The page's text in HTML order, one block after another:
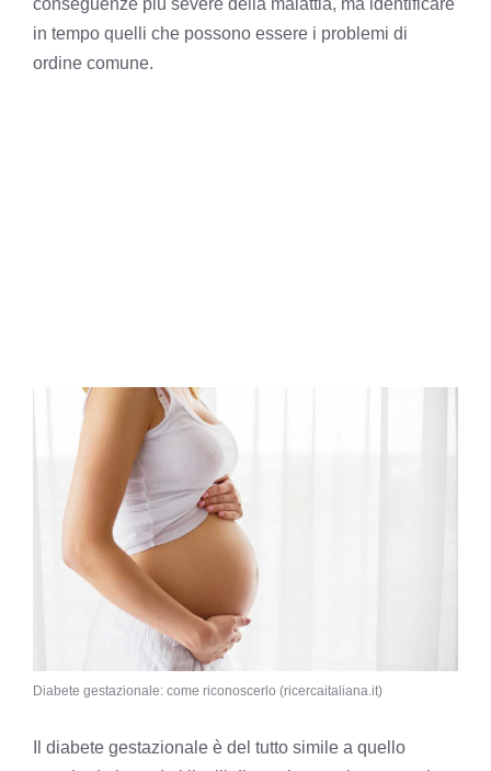
conseguenze più severe della malattia, ma identificare
in tempo quelli che possono essere i problemi di
ordine comune.
Diabete gestazionale: come riconoscerlo (ricercaitaliana.it)
Il diabete gestazionale è del tutto simile a quello